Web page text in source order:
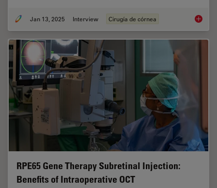
Jan 13, 2025 Interview Cirugía de córnea How
RPE65 Gene Therapy Subretinal Injection:
Benefits of Intraoperative OCT